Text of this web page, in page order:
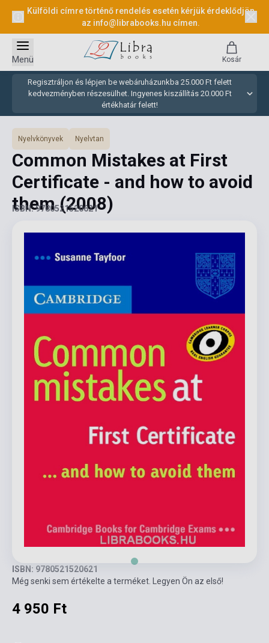
Külföldi címre történő rendelés esetén kérjük érdeklődjön
az info@librabooks.hu címen.
Regisztráljon és lépjen be webáruházunkba 25.000 Ft felett
kedvezményben részesülhet. Ingyenes kiszállítás 20.000 Ft
értékhatár felett!
Menü Kosár
Nyelvkönyvek Nyelvtan
Common Mistakes at First
Certificate - and how to avoid
them(2008)
ISBN: 9780521520621
ISBN: 9780521520621
Még senki sem értékelte a terméket. Legyen Ön az első!
4 950 Ft